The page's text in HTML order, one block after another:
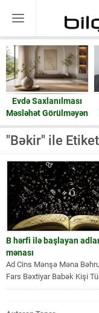
Evdə Saxlanılması
Məsləhət Görülməyən
15 Əşya: Enerji və
Ruzi
"Bəkir" ile
B hərfi ilə başlayan
mənası
Ad Cins Mənşə Məna
Fars Bəxtiyar Babək Kişi
Ataman, sərkərdə Badam